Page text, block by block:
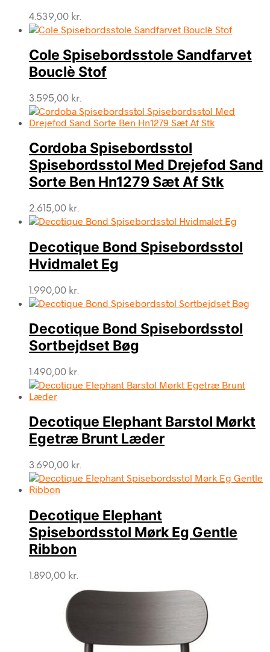
4.539,00 kr.
Cole Spisebordsstole Sandfarvet
Bouclè Stof
3.595,00 kr.
Cordoba Spisebordsstol
Spisebordsstol Med Drejefod Sand
Sorte Ben Hn1279 Sæt Af Stk
2.615,00 kr.
Decotique Bond Spisebordsstol
Hvidmalet Eg
1.990,00 kr.
Decotique Bond Spisebordsstol
Sortbejdset Bøg
1.490,00 kr.
Decotique Elephant Barstol Mørkt
Egetræ Brunt Læder
3.690,00 kr.
Decotique Elephant
Spisebordsstol Mørk Eg Gentle
Ribbon
1.890,00 kr.